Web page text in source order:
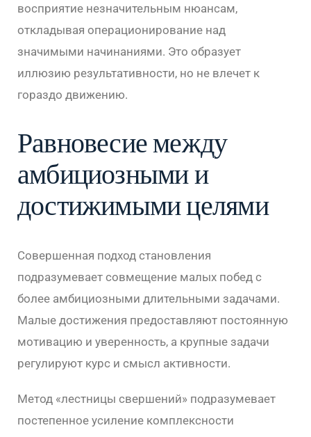
восприятие незначительным нюансам,
откладывая операционирование над
значимыми начинаниями. Это образует
иллюзию результативности, но не влечет к
гораздо движению.
Равновесие между
амбициозными и
достижимыми целями
Совершенная подход становления
подразумевает совмещение малых побед с
более амбициозными длительными задачами.
Малые достижения предоставляют постоянную
мотивацию и уверенность, а крупные задачи
регулируют курс и смысл активности.
Метод «лестницы свершений» подразумевает
постепенное усиление комплексности